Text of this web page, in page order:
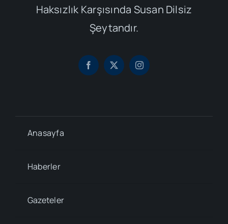
Haksızlık Karşısında Susan Dilsiz
Şeytandır.
Anasayfa
Haberler
Gazeteler